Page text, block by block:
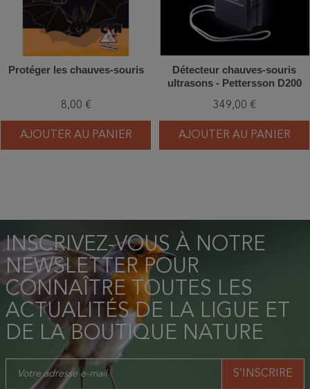
Protéger les chauves-souris
8,00 €
AJOUTER AU PANIER
Détecteur chauves-souris
ultrasons - Pettersson D200
349,00 €
AJOUTER AU PANIER
INSCRIVEZ-VOUS À NOTRE
NEWSLETTER POUR
CONNAÎTRE TOUTES LES
ACTUALITÉS DE LA LIGUE ET
DE LA BOUTIQUE NATURE